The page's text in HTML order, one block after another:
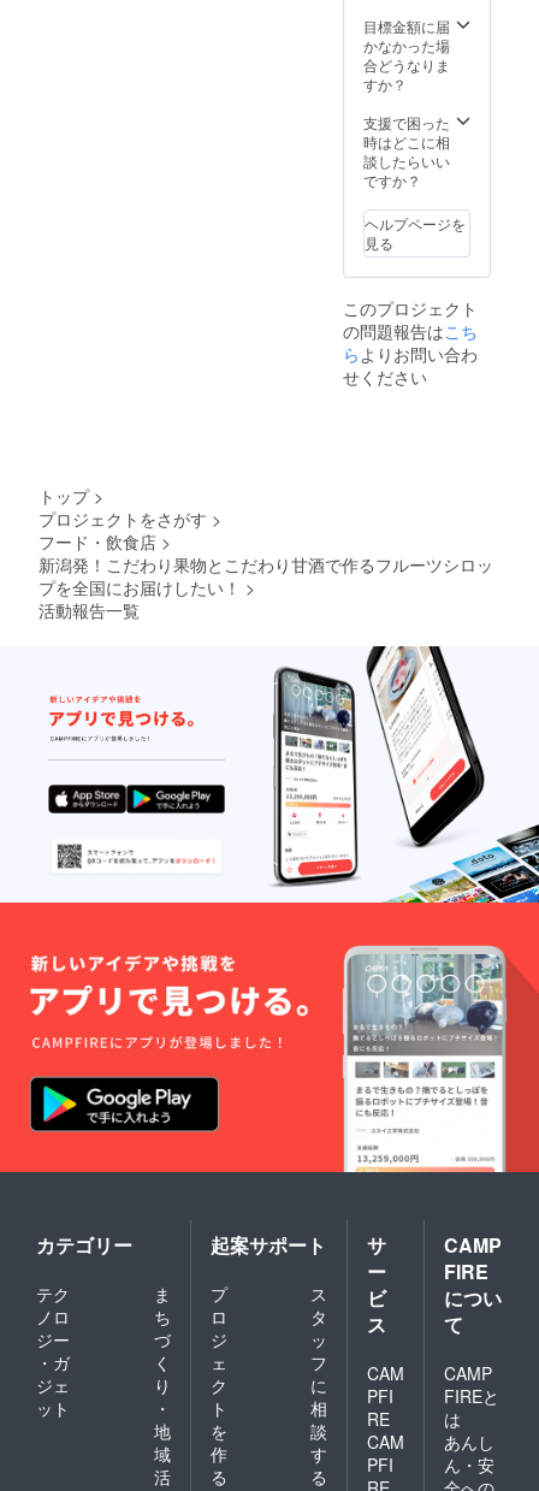
早さはありませんが、目標
に向かって成長をしていけ
たらと思っています。今は
目の前の目標（果物、樹木
ルーツシロップの最終仕上
げなど）に向かって一歩一
歩進んで行きたいと思って
います!あと数時間でクラウ
ドファインディングも終了
となりますが!とても勉強に
なる時間になりました!最後
まで応援よろしくお願いい
め、現
時点で
は明記
ん。 ※
原材料
に含ま
れるア
ン：も
（桃、
黄桃の
ヒカリ
（新
米）
5kg、白
「かぁ
ちゃん
味噌」
※白ねこ
セット
は、発
送用の
箱が猫
の家に
なる、
ちょっ
とユ
ニーク
ル・レ
ケ（１
箱） ※
返礼品
として
お届け
する新
潟フ
ルーツ
シロッ
プはサ
ンプル
段階の
ものに
なりま
ちろん
味や品
質は保
証いた
します
が、原
材料や
表記に
ついて
となる
場合が
あるた
時点で
は明記
してお
りませ
ん。 ※
原材料
に含ま
レルゲ
ン：も
（桃、
黄桃の
み）
目標金額に届
かなかった場
合どうなりま
すか？
支援で困った
時はどこに相
談したらいい
ですか？
ヘルプページを
見る
このプロジェクト
の問題報告はこち
らよりお問い合わ
せください
トップ >
プロジェクトをさがす >
フード・飲食店 >
新潟発！こだわり果物とこだわり甘酒で作るフルーツシロッ
プを全国にお届けしたい！ >
活動報告一覧
カテゴリー
テク
ノロ
ジー
・ガ
ジェ
ット
ま
ち
づ
く
り
・
地
域
活
起案サポート
プ
ロ
ジ
ェ
ク
ト
を
作
る
ス
タ
ッ
フ
に
相
談
す
る
サ
ー
ビ
ス
CAM
PFI
RE
CAM
PFI
CAMP
FIRE
につい
て
CAMP
FIREと
は
あんし
ん・安